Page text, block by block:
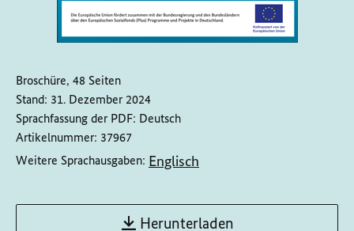
Broschüre, 48 Seiten
Stand: 31. Dezember 2024
Sprachfassung der PDF: Deutsch
Artikelnummer: 37967
Weitere Sprachausgaben: Englisch
Herunterladen